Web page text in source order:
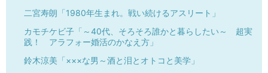
新刊
特集
二宮寿朗「1980年生まれ。戦い続けるアスリート」
カモチケビ子「～40代、そろそろ誰かと暮らしたい～ 超実
践！ アラフォー婚活のかなえ方」
鈴木涼美「×××な男～酒と泪とオトコと美学」